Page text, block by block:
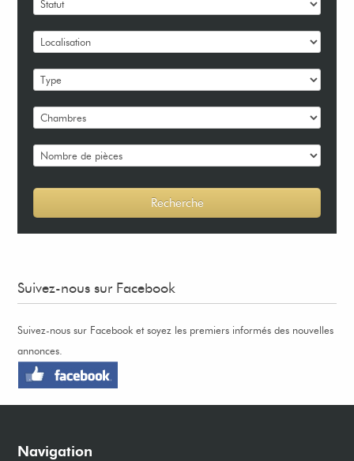
Suivez-nous sur Facebook
Suivez-nous sur Facebook et soyez les premiers informés des nouvelles
annonces.
Navigation